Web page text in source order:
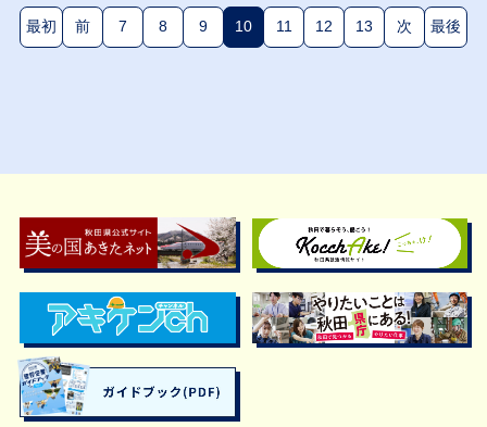
最初 前 7 8 9 10(現在のページ)
11 12 13 次 最後